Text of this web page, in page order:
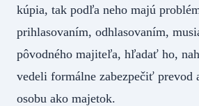
kúpia, tak podľa neho majú
prihlasovaním, odhlasovaním,
pôvodného majiteľa, hľadať ho,
vedeli formálne zabezpečiť prevod
osobu ako majetok.